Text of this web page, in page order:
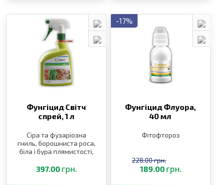
Фунгіцид Світч
спрей,1 л
Сіра та фузаріозна
гниль, борошниста роса,
біла і бура плямистості,
397.00 грн.
-17%
Фунгіцид Флуора,
40 мл
Фітофтороз
189.00 грн.
228.00 грн.